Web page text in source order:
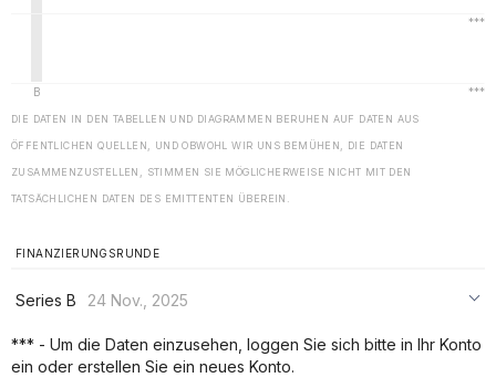
DIE DATEN IN DEN TABELLEN UND DIAGRAMMEN BERUHEN AUF DATEN AUS
ÖFFENTLICHEN QUELLEN, UND OBWOHL WIR UNS BEMÜHEN, DIE DATEN
ZUSAMMENZUSTELLEN, STIMMEN SIE MÖGLICHERWEISE NICHT MIT DEN
TATSÄCHLICHEN DATEN DES EMITTENTEN ÜBEREIN.
FINANZIERUNGSRUNDE
Series B
24 Nov., 2025
***
*** - Um die Daten einzusehen, loggen Sie sich bitte in Ihr Konto
ein oder erstellen Sie ein neues Konto.